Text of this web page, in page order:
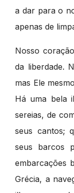
a dar para o
apenas de
Nosso
da liberdade.
mas Ele
Há uma bela
sereias, de
seus cantos;
seus barcos
embarcações
Grécia, a